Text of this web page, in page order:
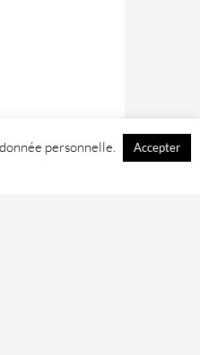
personnelle. Accepter